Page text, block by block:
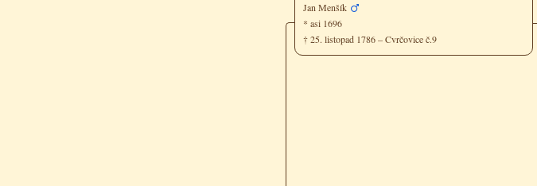
Jan Menšík
* asi 1696
† 25. listopad 1786 – Cvrčovice č.9